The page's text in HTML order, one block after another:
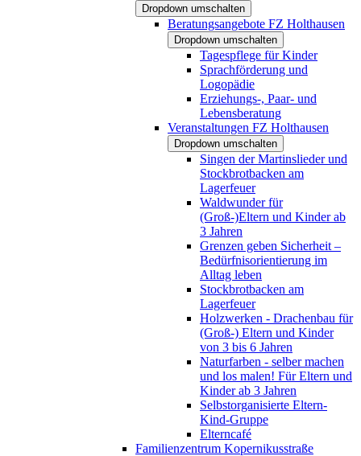
Dropdown umschalten
Beratungsangebote FZ Holthausen
Dropdown umschalten
Tagespflege für Kinder
Sprachförderung und
Logopädie
Erziehungs-, Paar- und
Lebensberatung
Veranstaltungen FZ Holthausen
Dropdown umschalten
Singen der Martinslieder und
Stockbrotbacken am
Lagerfeuer
Waldwunder für
(Groß-)Eltern und Kinder ab
3 Jahren
Grenzen geben Sicherheit –
Bedürfnisorientierung im
Alltag leben
Stockbrotbacken am
Lagerfeuer
Holzwerken - Drachenbau für
(Groß-) Eltern und Kinder
von 3 bis 6 Jahren
Naturfarben - selber machen
und los malen! Für Eltern und
Kinder ab 3 Jahren
Selbstorganisierte Eltern-
Kind-Gruppe
Elterncafé
Familienzentrum Kopernikusstraße